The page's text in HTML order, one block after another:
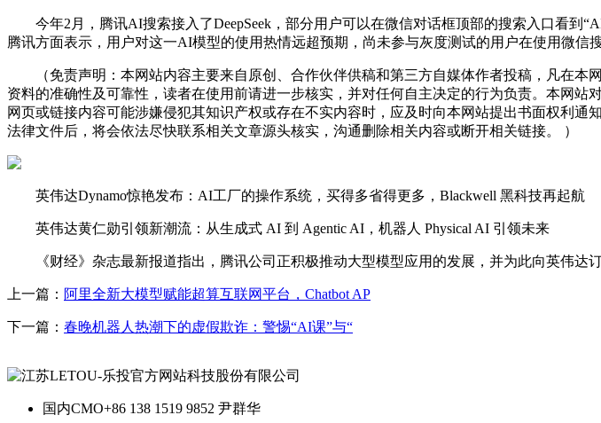
今年2月，腾讯AI搜索接入了DeepSeek，部分用户可以在微信对话框顶部的搜索入口看到
腾讯方面表示，用户对这一AI模型的使用热情远超预期，尚未参与灰度测试的用户在使用微信搜
（免责声明：本网站内容主要来自原创、合作伙伴供稿和第三方自媒体作者投稿，凡在本
资料的准确性及可靠性，读者在使用前请进一步核实，并对任何自主决定的行为负责。本网
网页或链接内容可能涉嫌侵犯其知识产权或存在不实内容时，应及时向本网站提出书面权利
法律文件后，将会依法尽快联系相关文章源头核实，沟通删除相关内容或断开相关链接。 ）
英伟达Dynamo惊艳发布：AI工厂的操作系统，买得多省得更多，Blackwell 黑科技再起航
英伟达黄仁勋引领新潮流：从生成式 AI 到 Agentic AI，机器人 Physical AI 引领未来
《财经》杂志最新报道指出，腾讯公司正积极推动大型模型应用的发展，并为此向英伟达订
上一篇： 阿里全新大模型赋能超算互联网平台，Chatbot AP
下一篇： 春晚机器人热潮下的虚假欺诈：警惕“AI课”与“
国内CMO+86 138 1519 9852 尹群华